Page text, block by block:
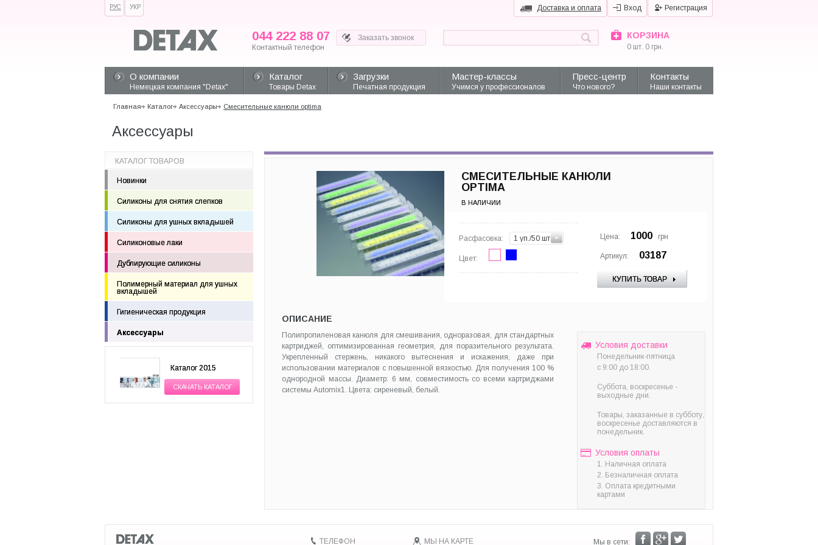
РУС УКР Доставка и оплата Вход Регистрация
044 222 88 07
Контактный телефон
КОРЗИНА
0 шт. 0 грн.
О компании
Немецкая компания "Detax"
Каталог
Товары Detax
Загрузки
Печатная продукция
Мастер-классы
Учимся у профессионалов
Пресс-центр
Что нового?
Контакты
Наши контакты
Главная Каталог Аксессуары Смесительные канюли optima
Аксессуары
КАТАЛОГ ТОВАРОВ
Новинки
Силиконы для снятия слепков
Силиконы для ушных вкладышей
Силиконовые лаки
Дублирующие силиконы
Полимерный материал для ушных
вкладышей
Гигиеническая продукция
Аксессуары
Каталог 2015
СКАЧАТЬ КАТАЛОГ
СМЕСИТЕЛЬНЫЕ КАНЮЛИ
OPTIMA
В НАЛИЧИИ
Расфасовка: 1 уп./50 шт.
Цвет:
Цена: 1000 грн
Артикул: 03187
ОПИСАНИЕ
Полипропиленовая канюля для смешивания, одноразовая, для стандартных
картриджей, оптимизированная геометрия, для поразительного результата.
Укрепленный стержень, никакого вытеснения и искажения, даже при
использовании материалов с повышенной вязкостью. Для получения 100 %
однородной массы. Диаметр: 6 мм, совместимость со всеми картриджами
системы Automix1. Цвета: сиреневый, белый.
Условия доставки
Понедельник-пятница
с 9:00 до 18:00.
Суббота, воскресенье -
выходные дни.
Товары, заказанные в субботу,
воскресенье доставляются в
понедельник.
Условия оплаты
1. Наличная оплата
2. Безналичная оплата
3. Оплата кредитными
картами
ТЕЛЕФОН МЫ НА КАРТЕ Мы в сети: